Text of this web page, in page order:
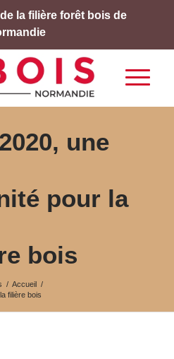
la filière forêt bois de
une
pour la
bois
/ Accueil /
filière bois